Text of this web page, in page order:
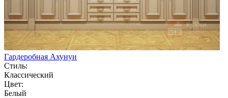
Гардеробная Ахунуи
Стиль:
Классический
Цвет:
Белый